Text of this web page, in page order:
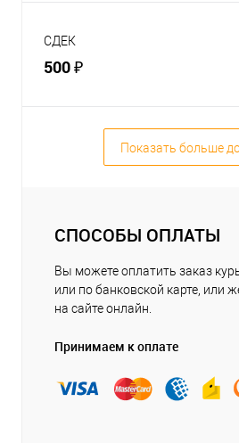
СДЕК
500 ₽
Показать больше
СПОСОБЫ ОПЛАТЫ
Вы можете оплатить заказ
или по банковской карте, или
на сайте онлайн.
Принимаем к оплате